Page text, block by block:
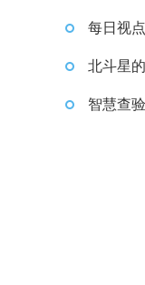
每日视
银”护航
北斗星
智慧查